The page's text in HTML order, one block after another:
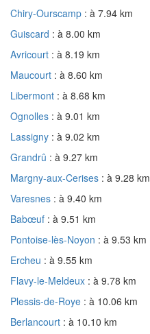
Chiry-Ourscamp : à 7.94 km
Guiscard : à 8.00 km
Avricourt : à 8.19 km
Maucourt : à 8.60 km
Libermont : à 8.68 km
Ognolles : à 9.01 km
Lassigny : à 9.02 km
Grandrû : à 9.27 km
Margny-aux-Cerises : à 9.28 km
Varesnes : à 9.40 km
Babœuf : à 9.51 km
Pontoise-lès-Noyon : à 9.53 km
Ercheu : à 9.55 km
Flavy-le-Meldeux : à 9.78 km
Plessis-de-Roye : à 10.06 km
Berlancourt : à 10.10 km